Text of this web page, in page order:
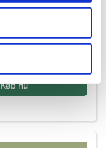
Køb nu